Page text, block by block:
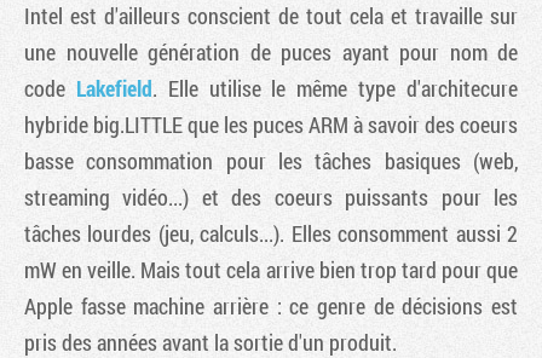
Intel est d'ailleurs conscient de tout cela et travaille sur
une nouvelle génération de puces ayant pour nom de
code Lakefield. Elle utilise le même type d'architecure
hybride big.LITTLE que les puces ARM à savoir des coeurs
basse consommation pour les tâches basiques (web,
streaming vidéo...) et des coeurs puissants pour les
tâches lourdes (jeu, calculs...). Elles consomment aussi 2
mW en veille. Mais tout cela arrive bien trop tard pour que
Apple fasse machine arrière : ce genre de décisions est
pris des années avant la sortie d'un produit.